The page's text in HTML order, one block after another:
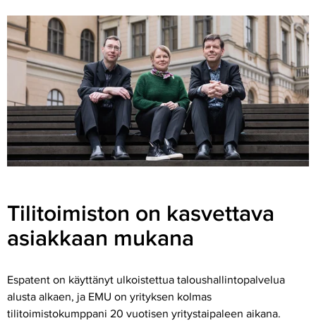
Espatent on käyttänyt ulkoistettua taloushallintopalvelua
alusta alkaen, ja EMU on yrityksen kolmas
tilitoimistokumppani 20 vuotisen yritystaipaleen aikana.
Tilitoimiston on kasvettava
asiakkaan mukana